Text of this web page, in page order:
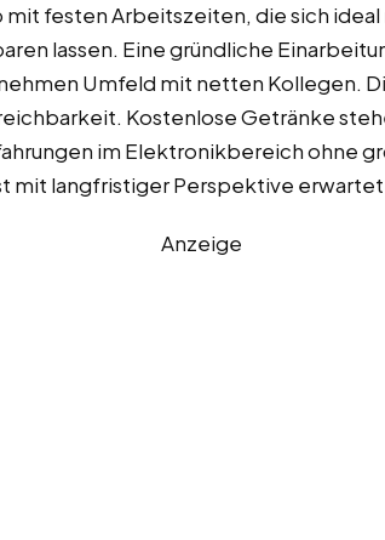
festen Arbeitszeiten, die sich ideal
lassen. Eine gründliche
Umfeld mit netten Kollegen.
Kostenlose Getränke
im Elektronikbereich ohne
mit langfristiger Perspektive
Anzeige